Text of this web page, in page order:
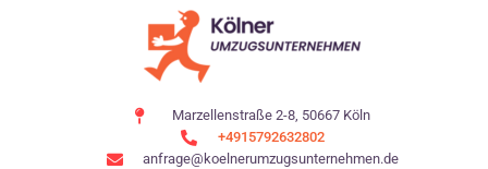
Marzellenstraße 2-8, 50667 Köln
+4915792632802
anfrage@koelnerumzugsunternehmen.de